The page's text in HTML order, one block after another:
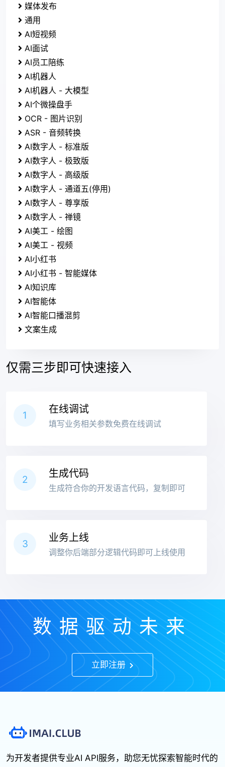
媒体发布
通用
AI短视频
AI面试
AI员工陪练
AI机器人
AI机器人 - 大模型
AI个微操盘手
OCR - 图片识别
ASR - 音频转换
AI数字人 - 标准版
AI数字人 - 极致版
AI数字人 - 高级版
AI数字人 - 通道五(停用)
AI数字人 - 尊享版
AI数字人 - 禅镜
AI美工 - 绘图
AI美工 - 视频
AI小红书
AI小红书 - 智能媒体
AI知识库
AI智能体
AI智能口播混剪
文案生成
仅需三步即可快速接入
1
在线调试
填写业务相关参数免费在线调试
2
生成代码
生成符合你的开发语言代码，复制即可
3
业务上线
调整你后端部分逻辑代码即可上线使用
数据驱动未来
立即注册
为开发者提供专业AI API服务，助您无忧探索智能时代的